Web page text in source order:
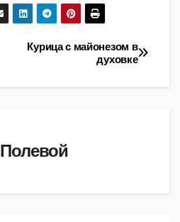
Курица с майонезом в
духовке
Полевой